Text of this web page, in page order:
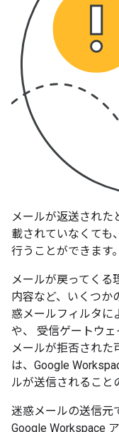
メールが返送された
載されていなくても
行うことができます。
メールが戻ってくる
内容など、いくつか
惑メールフィルタに
や、 受信ゲートウ
メールが拒否された
は、Google
ルが送信されること
迷惑メールの送信元
Google Workspace